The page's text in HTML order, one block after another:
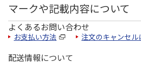
マークや記載内容について
よくあるお問い合わせ
お支払い方法 注文のキャンセル
配送情報について